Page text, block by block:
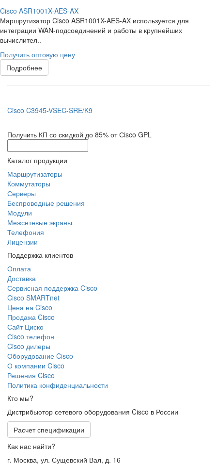
Cisco ASR1001X-AES-AX
Маршрутизатор Cisco ASR1001X-AES-AX используется для
интеграции WAN-подсоединений и работы в крупнейших
вычислител..
Получить оптовую цену
Подробнее
Cisco C3945-VSEC-SRE/K9
Получить КП со скидкой до 85% от Сisco GPL
Каталог продукции
Маршрутизаторы
Коммутаторы
Серверы
Беспроводные решения
Модули
Межсетевые экраны
Телефония
Лицензии
Поддержка клиентов
Оплата
Доставка
Сервисная поддержка Cisco
Cisco SMARTnet
Цена на Cisco
Продажа Cisco
Сайт Циско
Сisco телефон
Cisco дилеры
Оборудование Cisco
О компании Cisco
Решения Cisco
Политика конфиденциальности
Кто мы?
Дистрибьютор сетевого оборудования Cisco в России
Расчет спецификации
Как нас найти?
г. Москва, ул. Сущевский Вал, д. 16